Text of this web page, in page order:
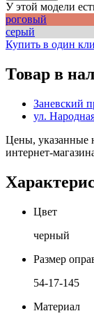
У этой модели
роговый
серый
Купить в один
Товар в
Заневский
ул.
Цены, указанные
интернет-
Цвет
черный
Размер
54-17-145
Материал